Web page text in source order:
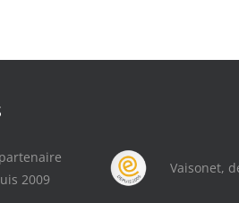
2009
Vaisonet,